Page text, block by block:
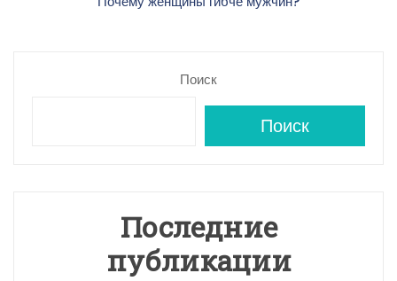
Поиск
Поиск
Последние
публикации